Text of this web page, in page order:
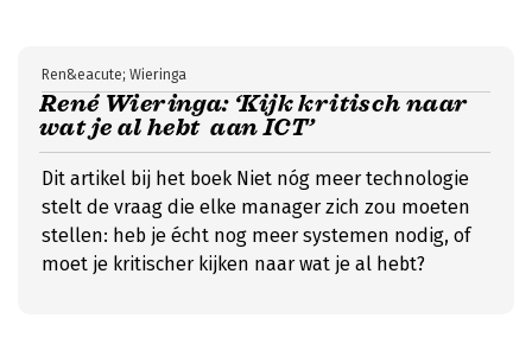
René Wieringa: ‘Kijk kritisch naar
wat je al hebt aan ICT’
Ren&eacute; Wieringa
Dit artikel bij het boek Niet nóg meer technologie
stelt de vraag die elke manager zich zou moeten
stellen: heb je écht nog meer systemen nodig, of
moet je kritischer kijken naar wat je al hebt?